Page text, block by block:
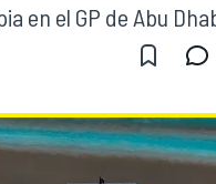
en el GP de Abu